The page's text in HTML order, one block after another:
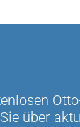
über